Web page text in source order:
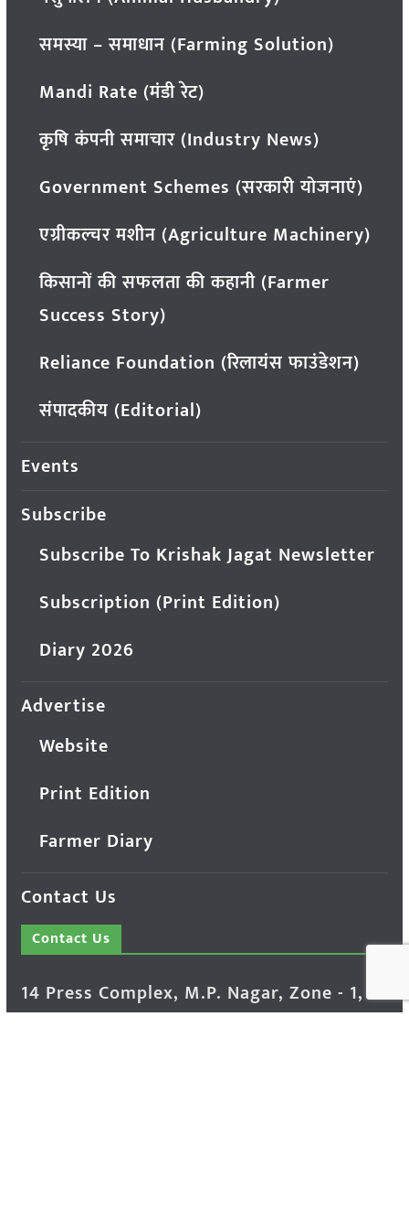
समस्या – समाधान (Farming Solution)
Mandi Rate (मंडी रेट)
कृषि कंपनी समाचार (Industry News)
Government Schemes (सरकारी योजनाएं)
एग्रीकल्चर मशीन (Agriculture Machinery)
किसानों की सफलता की कहानी (Farmer
Success Story)
Reliance Foundation (रिलायंस फाउंडेशन)
संपादकीय (Editorial)
Events
Subscribe
Subscribe To Krishak Jagat Newsletter
Subscription (Print Edition)
Diary 2026
Advertise
Website
Print Edition
Farmer Diary
Contact Us
Contact Us
14 Press Complex, M.P. Nagar, Zone - 1,